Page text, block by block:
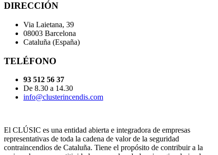
DIRECCIÓN
Via Laietana, 39
08003 Barcelona
Cataluña (España)
TELÉFONO
93 512 56 37
De 8.30 a 14.30
info@clusterincendis.com
El CLÚSIC es una entidad abierta e integradora de empresas
representativas de toda la cadena de valor de la seguridad
contraincendios de Cataluña. Tiene el propósito de contribuir a la